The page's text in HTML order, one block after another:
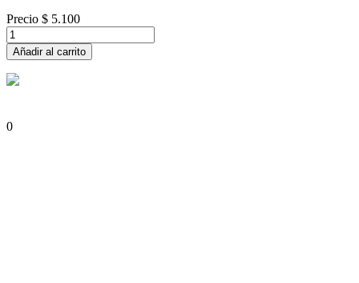
Precio $ 5.100
Añadir al carrito
0